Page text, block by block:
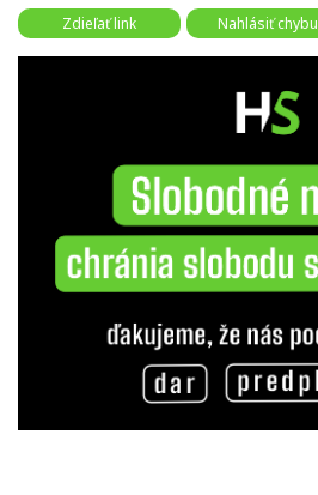
Zdieľať link Nahlásiť chybu